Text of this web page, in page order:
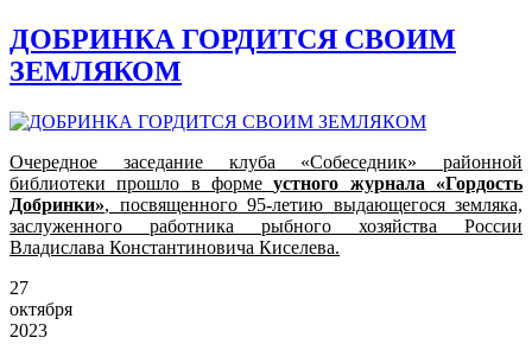
ДОБРИНКА ГОРДИТСЯ СВОИМ
ЗЕМЛЯКОМ
Очередное заседание клуба «Собеседник» районной
библиотеки прошло в формеустного журнала «Гордость
Добринки», посвященного 95-летию выдающегося земляка,
заслуженного работника рыбного хозяйства России
Владислава Константиновича Киселева.
27
октября
2023